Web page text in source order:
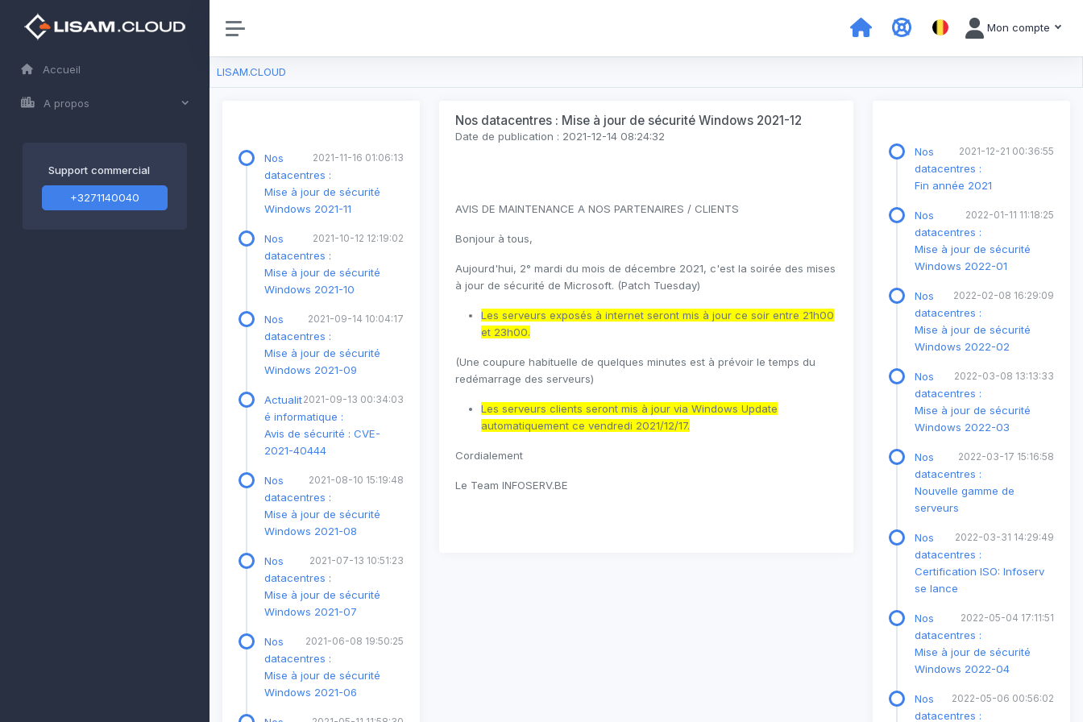
Accueil
A propos
Support commercial
+3271140040
Mon compte
LISAM.CLOUD
2021-11-16 01:06:13
Nos
datacentres :
Mise à jour de sécurité
Windows 2021-11
2021-10-12 12:19:02
Nos
datacentres :
Mise à jour de sécurité
Windows 2021-10
2021-09-14 10:04:17
Nos
datacentres :
Mise à jour de sécurité
Windows 2021-09
2021-09-13 00:34:03
Actualit
é informatique :
Avis de sécurité : CVE-
2021-40444
2021-08-10 15:19:48
Nos
datacentres :
Mise à jour de sécurité
Windows 2021-08
2021-07-13 10:51:23
Nos
datacentres :
Mise à jour de sécurité
Windows 2021-07
2021-06-08 19:50:25
Nos
datacentres :
Mise à jour de sécurité
Windows 2021-06
Nos datacentres : Mise à jour de sécurité Windows 2021-12
Date de publication : 2021-12-14 08:24:32
AVIS DE MAINTENANCE A NOS PARTENAIRES / CLIENTS
Bonjour à tous,
Aujourd'hui, 2° mardi du mois de décembre 2021, c'est la soirée des mises
à jour de sécurité de Microsoft. (Patch Tuesday)
Les serveurs exposés à internet seront mis à jour ce soir entre 21h00
et 23h00.
(Une coupure habituelle de quelques minutes est à prévoir le temps du
redémarrage des serveurs)
Les serveurs clients seront mis à jour via Windows Update
automatiquement ce vendredi 2021/12/17.
Cordialement
Le Team INFOSERV.BE
2021-12-21 00:36:55
Nos
datacentres :
Fin année 2021
2022-01-11 11:18:25
Nos
datacentres :
Mise à jour de sécurité
Windows 2022-01
2022-02-08 16:29:09
Nos
datacentres :
Mise à jour de sécurité
Windows 2022-02
2022-03-08 13:13:33
Nos
datacentres :
Mise à jour de sécurité
Windows 2022-03
2022-03-17 15:16:58
Nos
datacentres :
Nouvelle gamme de
serveurs
2022-03-31 14:29:49
Nos
datacentres :
Certification ISO: Infoserv
se lance
2022-05-04 17:11:51
Nos
datacentres :
Mise à jour de sécurité
Windows 2022-04
2022-05-06 00:56:02
Nos
datacentres :